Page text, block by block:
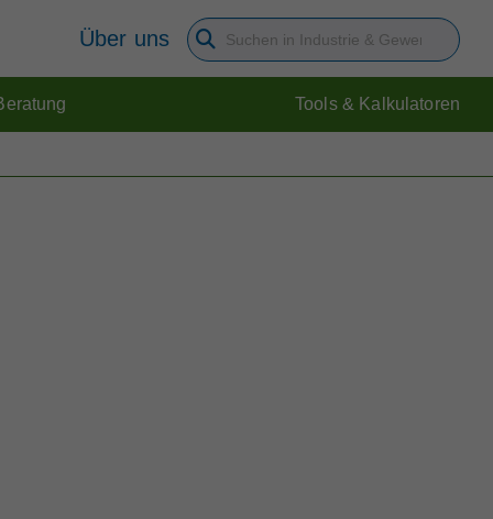
Über uns
Suchbegriff eingeben
Tools & Kalkulatoren